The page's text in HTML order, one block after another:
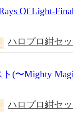
Of Light-
ハロプロ紺セッ
(〜Mighty
ハロプロ紺セッ